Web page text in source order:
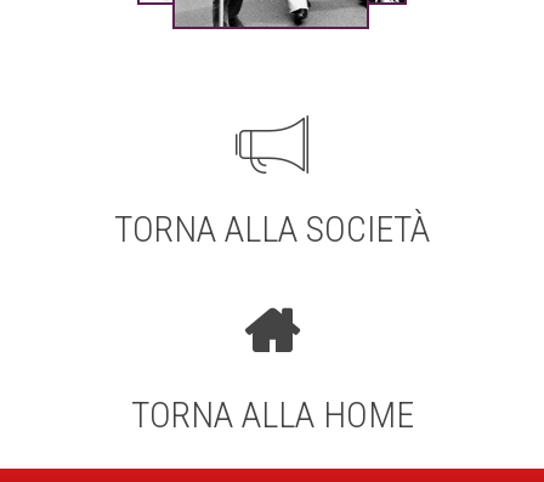
TORNA ALLA SOCIETÀ
TORNA ALLA HOME